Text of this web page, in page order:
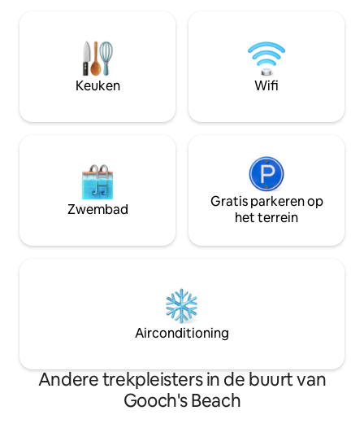
hangmatten of bij de doorzichtige open
haard. Luxe badkamer met
vloerverwarming en een enorme
inloopdouche met panoramavenster.
rustige retraite – kom op adem!
compleet met
haard, kast en 50-
slaapkamer heeft
bed met luxe
smart-tv.
Keuken Wifi
Zwembad
Gratis parkeren op
het terrein
Airconditioning
Andere trekpleisters in de buurt van
Gooch's Beach